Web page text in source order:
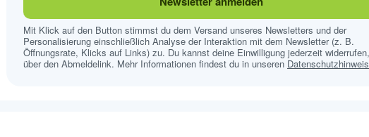
Mit Klick auf den Button stimmst du dem Versand unseres Newsletters und der
Personalisierung einschließlich Analyse der Interaktion mit dem Newsletter (z. B.
Öffnungsrate, Klicks auf Links) zu. Du kannst deine Einwilligung jederzeit
über den Abmeldelink. Mehr Informationen findest du in unseren